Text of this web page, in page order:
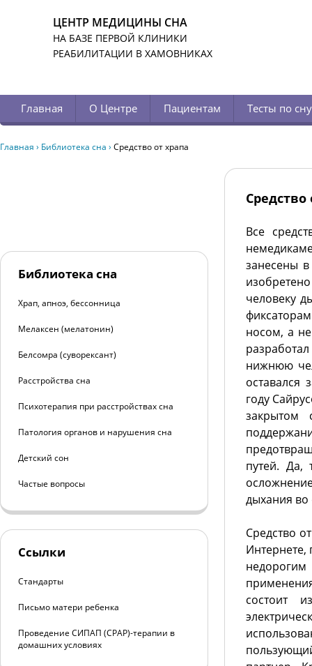
ЦЕНТР МЕДИЦИНЫ СНА
НА БАЗЕ ПЕРВОЙ КЛИНИКИ
РЕАБИЛИТАЦИИ В ХАМОВНИКАХ
Главная О Центре Пациентам Тесты по сну
Главная › Библиотека сна › Средство от храпа
Средство
Все
занесены
человеку
носом, а
нижнюю
оставался
году
путей. Да,
дыхания во
Средство
Интернете,
состоит
Библиотека сна
Храп, апноэ, бессонница
Мелаксен (мелатонин)
Белсомра (суворексант)
Расстройства сна
Психотерапия при расстройствах сна
Патология органов и нарушения сна
Детский сон
Частые вопросы
Ссылки
Стандарты
Письмо матери ребенка
Проведение СИПАП (CPAP)-терапии в
домашних условиях